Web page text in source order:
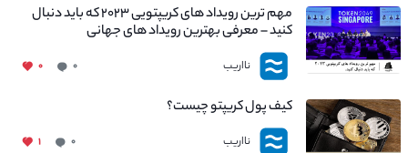
مهم ترین رویداد های کریپتویی ۲۰۲۳ که باید دنبال
کنید – معرفی بهترین رویداد های جهانی
نااریب ۰ ۰
کیف پول کریپتو چیست؟
نااریب ۰ ۱